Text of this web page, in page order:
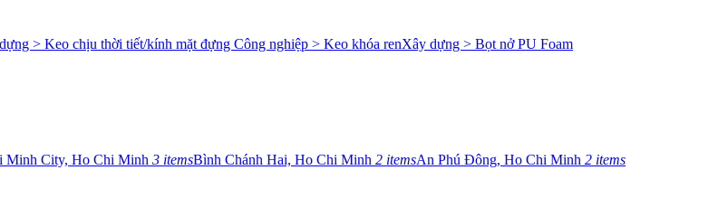
> Keo chịu thời tiết/kính mặt đựng Công nghiệp > Keo khóa renXây dựng > Bọt nở PU Foam
Minh City, Ho Chi Minh 3 itemsBình Chánh Hai, Ho Chi Minh 2 itemsAn Phú Đông, Ho Chi Minh 2 items